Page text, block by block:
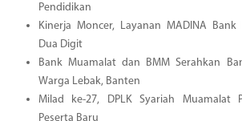
Pendidikan
Kinerja Moncer, Layanan MADINA
Dua Digit
Bank Muamalat dan BMM Serahkan
Warga Lebak, Banten
Milad ke-27, DPLK Syariah Muamalat
Peserta Baru